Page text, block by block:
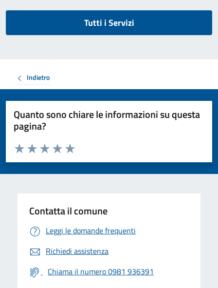
Tutti i Servizi
Indietro
Quanto sono chiare le informazioni su questa
pagina?
Valuta da 1 a 5 stelle la pagina
Valuta 5 stelle su 5
Valuta 4 stelle su 5
Valuta 3 stelle su 5
Valuta 2 stelle su 5
Valuta 1 stelle su 5
Contatta il comune
Leggi le domande frequenti
Richiedi assistenza
Chiama il numero 0981 936391